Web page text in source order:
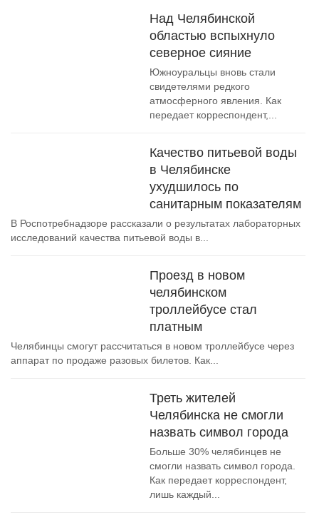
Над Челябинской
областью вспыхнуло
северное сияние
Южноуральцы вновь стали
свидетелями редкого
атмосферного явления. Как
передает корреспондент,...
Качество питьевой воды
в Челябинске
ухудшилось по
санитарным показателям
В Роспотребнадзоре рассказали о результатах лабораторных
исследований качества питьевой воды в...
Проезд в новом
челябинском
троллейбусе стал
платным
Челябинцы смогут рассчитаться в новом троллейбусе через
аппарат по продаже разовых билетов. Как...
Треть жителей
Челябинска не смогли
назвать символ города
Больше 30% челябинцев не
смогли назвать символ города.
Как передает корреспондент,
лишь каждый...